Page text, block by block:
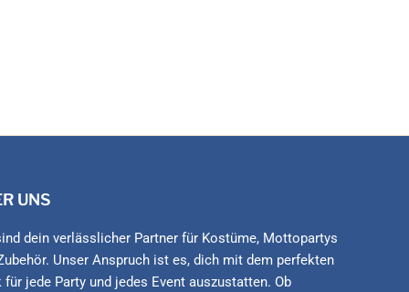
UNS
dein verlässlicher Partner für Kostüme, Mottopartys
Unser Anspruch ist es, dich mit dem perfekten
für jede Party und jedes Event auszustatten. Ob